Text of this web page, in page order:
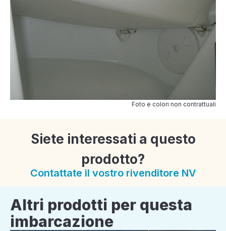
Foto e colori non contrattuali
Siete interessati a questo
prodotto?
Contattate il vostro rivenditore NV
Altri prodotti per questa
imbarcazione